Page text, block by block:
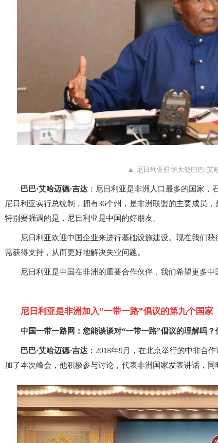
▲ 尼日利亚驻华大使巴巴·艾
巴巴·艾哈迈德·吉达 ：尼日利亚是非洲人口最多的国家
尼日利亚实行总统制，拥有36个州，是非洲联盟的主要成员
特别要强调的是，尼日利亚是中国的好朋友。
尼日利亚欢迎中国企业来进行基础设施建设。现在我们
需获得支持，从而更好地解决失业问题。
尼日利亚是中国在非洲的重要合作伙伴，我们希望更多
尼日利亚是非洲加入“一带一路”倡议的第九个国家
中国一带一路网：您能谈谈对“一带一路”倡议的理解吗
巴巴·艾哈迈德·吉达 ：2018年9月，在北京举行的中非合
加了本次峰会，他积极参与讨论，代表非洲国家发表讲话，